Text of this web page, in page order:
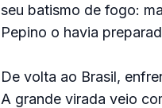
seu batismo de fogo:
Pepino o havia
De volta ao Brasil,
A grande virada veio